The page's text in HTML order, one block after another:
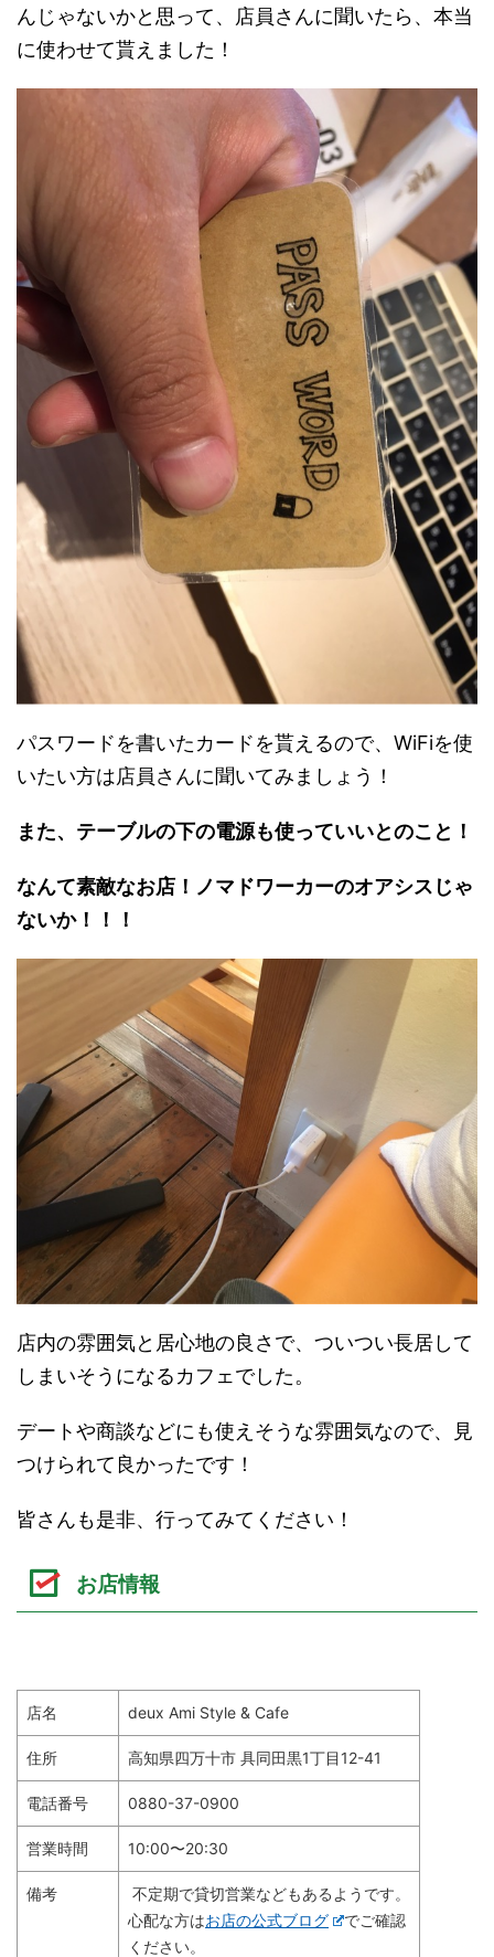
んじゃないかと思って、店員さんに聞いたら、本当
に使わせて貰えました！
パスワードを書いたカードを貰えるので、WiFiを使
いたい方は店員さんに聞いてみましょう！
また、テーブルの下の電源も使っていいとのこと！
なんて素敵なお店！ノマドワーカーのオアシスじゃ
ないか！！！
店内の雰囲気と居心地の良さで、ついつい長居して
しまいそうになるカフェでした。
デートや商談などにも使えそうな雰囲気なので、見
つけられて良かったです！
皆さんも是非、行ってみてください！
お店情報
店名 deux Ami Style & Cafe
住所 高知県四万十市 具同田黒1丁目12-41
電話番号 0880-37-0900
営業時間 10:00〜20:30
備考
不定期で貸切営業などもあるようです。
心配な方はお店の公式ブログ
でご確認
ください。